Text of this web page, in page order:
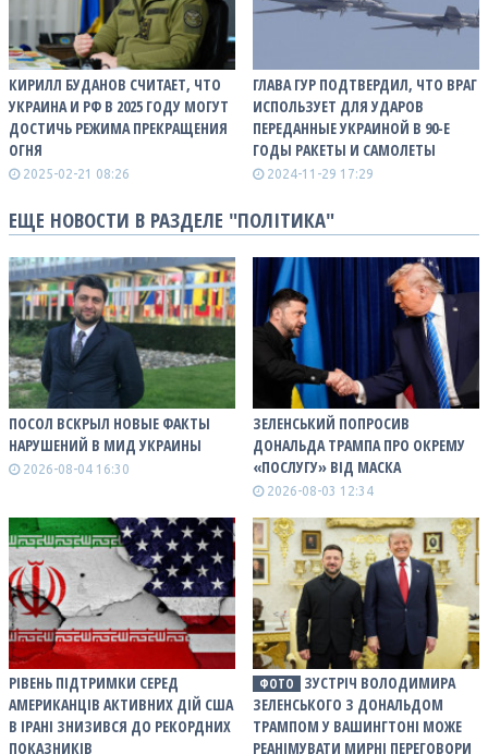
КИРИЛЛ БУДАНОВ СЧИТАЕТ, ЧТО
УКРАИНА И РФ В 2025 ГОДУ МОГУТ
ДОСТИЧЬ РЕЖИМА ПРЕКРАЩЕНИЯ
ОГНЯ
2025-02-21 08:26
ГЛАВА ГУР ПОДТВЕРДИЛ, ЧТО ВРАГ
ИСПОЛЬЗУЕТ ДЛЯ УДАРОВ
ПЕРЕДАННЫЕ УКРАИНОЙ В 90-Е
ГОДЫ РАКЕТЫ И САМОЛЕТЫ
2024-11-29 17:29
ЕЩЕ НОВОСТИ В РАЗДЕЛЕ "ПОЛІТИКА"
ПОСОЛ ВСКРЫЛ НОВЫЕ ФАКТЫ
НАРУШЕНИЙ В МИД УКРАИНЫ
2026-08-04 16:30
ЗЕЛЕНСЬКИЙ ПОПРОСИВ
ДОНАЛЬДА ТРАМПА ПРО ОКРЕМУ
«ПОСЛУГУ» ВІД МАСКА
2026-08-03 12:34
РІВЕНЬ ПІДТРИМКИ СЕРЕД
АМЕРИКАНЦІВ АКТИВНИХ ДІЙ США
В ІРАНІ ЗНИЗИВСЯ ДО РЕКОРДНИХ
ПОКАЗНИКІВ
ФОТО
ЗУСТРІЧ ВОЛОДИМИРА
ЗЕЛЕНСЬКОГО З ДОНАЛЬДОМ
ТРАМПОМ У ВАШИНГТОНІ МОЖЕ
РЕАНІМУВАТИ МИРНІ ПЕРЕГОВОРИ